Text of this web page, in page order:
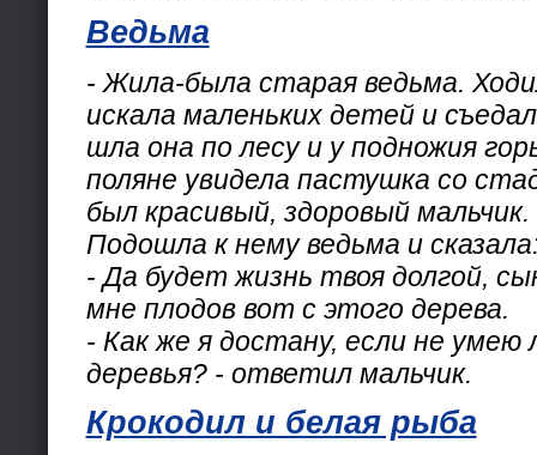
Ведьма
- Жила-была старая ведьма.
искала маленьких детей и
шла она по лесу и у подножия
поляне увидела пастушка со
был красивый, здоровый мальчик.
Подошла к нему ведьма и
- Да будет жизнь твоя долгой,
мне плодов вот с этого дерева.
- Как же я достану, если не умею
деревья? - ответил мальчик.
Крокодил и белая рыба